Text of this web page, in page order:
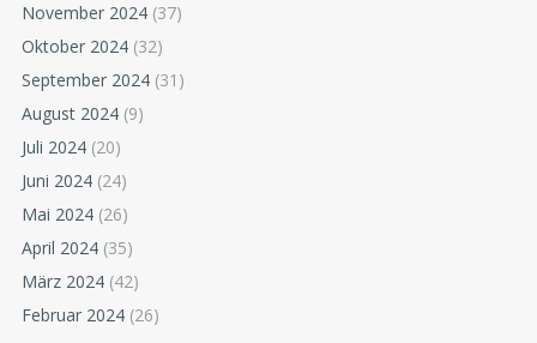
November 2024 (37)
Oktober 2024 (32)
September 2024 (31)
August 2024 (9)
Juli 2024 (20)
Juni 2024 (24)
Mai 2024 (26)
April 2024 (35)
März 2024 (42)
Februar 2024 (26)